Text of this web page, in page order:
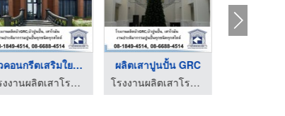
บัวคอนกรีตเสริมใยแก้ ...
โรงงานผลิตเสาโรมัน บัวปูนปั้น GRC
ผลิตเสาปูนปั้น GRC
โรงงานผลิตเสาโรมัน บัวปูนปั้น GRC